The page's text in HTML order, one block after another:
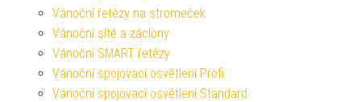
Vánoční řetězy na stromeček
Vánoční sítě a záclony
Vánoční SMART řetězy
Vánoční spojovací osvětlení Profi
Vánoční spojovací osvětlení Standard